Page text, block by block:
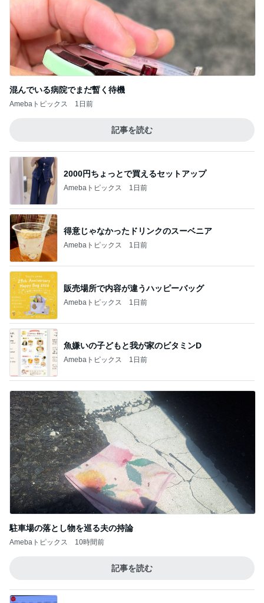
混んでいる病院でまだ暫く待機
Amebaトピックス 1日前
記事を読む
2000円ちょっとで買えるセットアップ
Amebaトピックス 1日前
得意じゃなかったドリンクのスーベニア
Amebaトピックス 1日前
販売場所で内容が違うハッピーバッグ
Amebaトピックス 1日前
魚嫌いの子どもと我が家のビタミンD
Amebaトピックス 1日前
駐車場の落とし物を巡る夫の持論
Amebaトピックス 10時間前
記事を読む